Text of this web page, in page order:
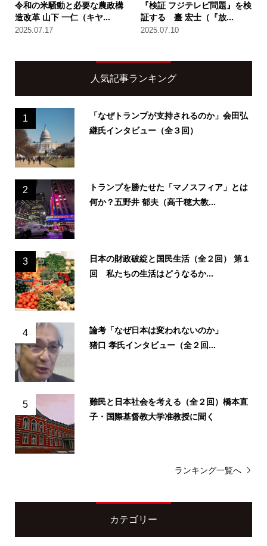
令和の米騒動と必要な農政構
造改革 山下 一仁（キヤ...
2025.07.17
『検証 フジテレビ問題』を検
証する 臺 宏士（『放...
2025.07.10
人気記事ランキング
1
「なぜトランプが支持されるのか」会田弘
継氏インタビュー（全３回）
2
トランプを勝たせた「マノスフィア」とは
何か？五野井 郁夫（高千穂大教...
3
日本の財政破綻と国民生活（全２回） 第１
回 私たちの生活はどうなるか...
4
論考「なぜ日本は変われないのか」
猪口 孝氏インタビュー（全２回...
5
難民と日本社会を考える（全２回）橋本直
子・国際基督教大学准教授に聞く
ランキング一覧へ
カテゴリー